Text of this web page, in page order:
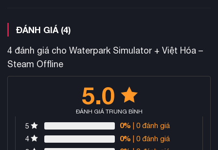
công.
ĐÁNH GIÁ (4)
4 đánh giá cho Waterpark Simulator + Việt Hóa –
Steam Offline
5.0
ĐÁNH GIÁ TRUNG BÌNH
5 0% | 0 đánh giá
4
0% | 0 đánh giá